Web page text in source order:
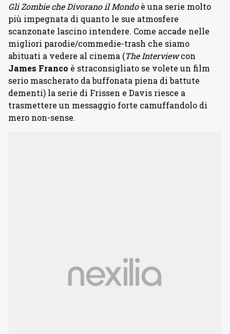
Gli Zombie che Divorano il Mondoè una serie molto
più impegnata di quanto le sue atmosfere
scanzonate lascino intendere. Come accade nelle
migliori parodie/commedie-trash che siamo
abituati a vedere al cinema (The Interviewcon
James Franco è straconsigliato se volete un film
serio mascherato da buffonata piena di battute
dementi) la serie di Frissen e Davis riesce a
trasmettere un messaggio forte camuffandolo di
mero non-sense.